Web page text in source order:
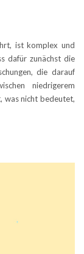
ist komplex und
dafür zunächst die
die darauf
niedrigerem
was nicht bedeutet,